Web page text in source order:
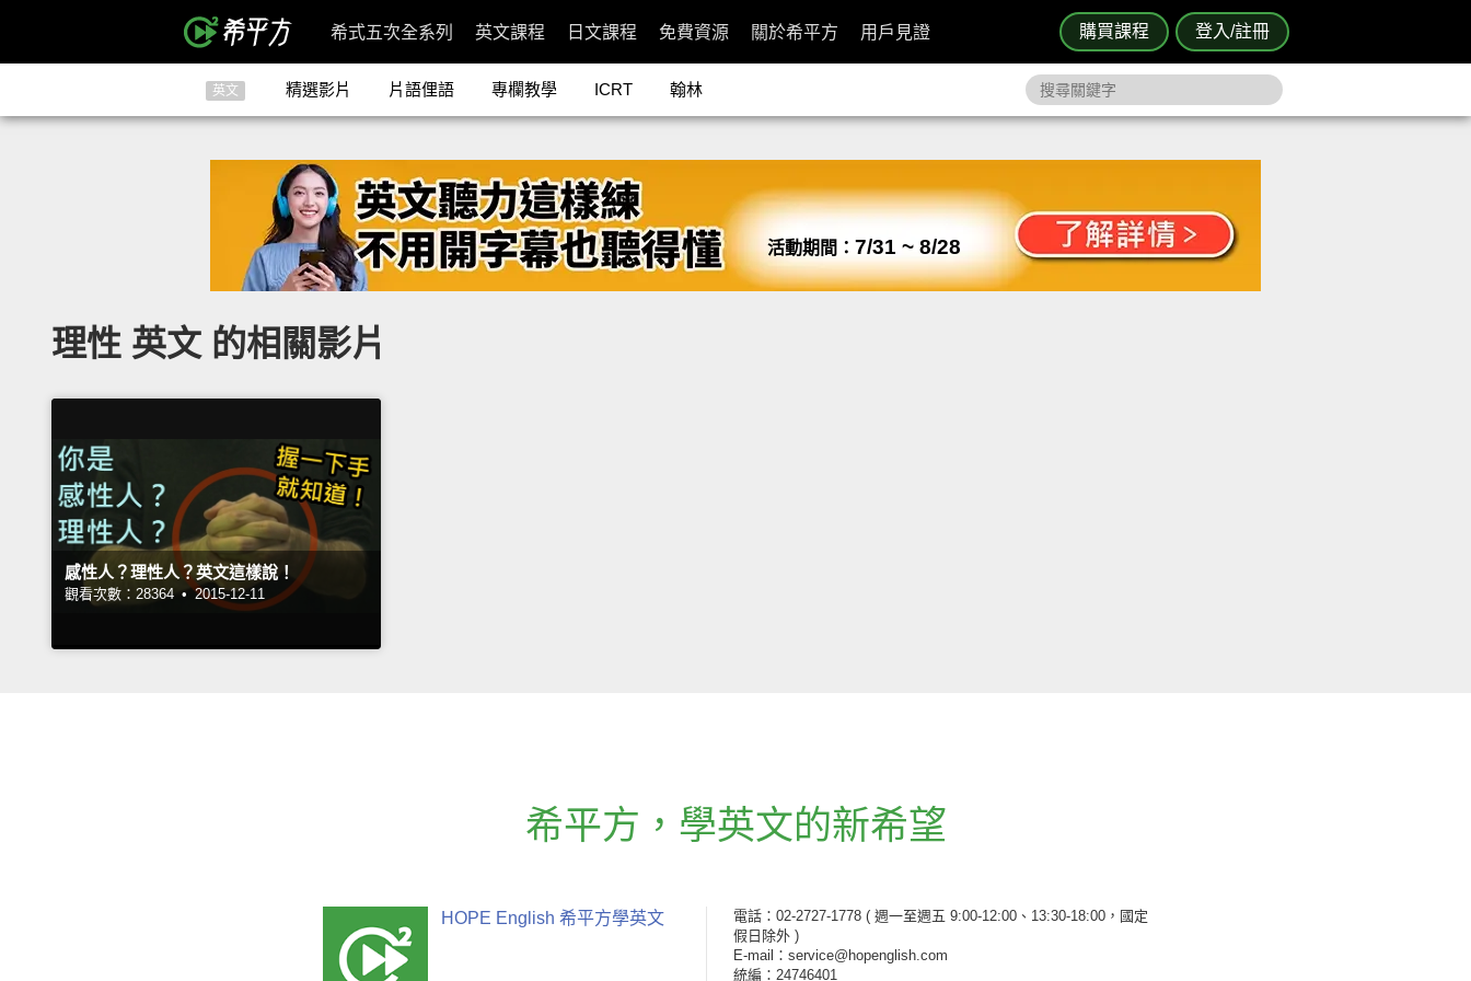
購買課程 登入/註冊
希式五次全系列 英文課程 日文課程 免費資源 關於希平方 用戶見證
英文 精選影片 片語俚語 專欄教學 ICRT 翰林
活動期間： 7/31 ~ 8/28
理性 英文 的相關影片
感性人？理性人？英文這樣說！
觀看次數：28364 • 2015-12-11
希平方 ， 學英文的新希望
HOPE English 希平方學英文 電話：02-2727-1778 ( 週一至週五 9:00-12:00、13:30-18:00，國定
假日除外 )
E-mail：service@hopenglish.com
統編：24746401